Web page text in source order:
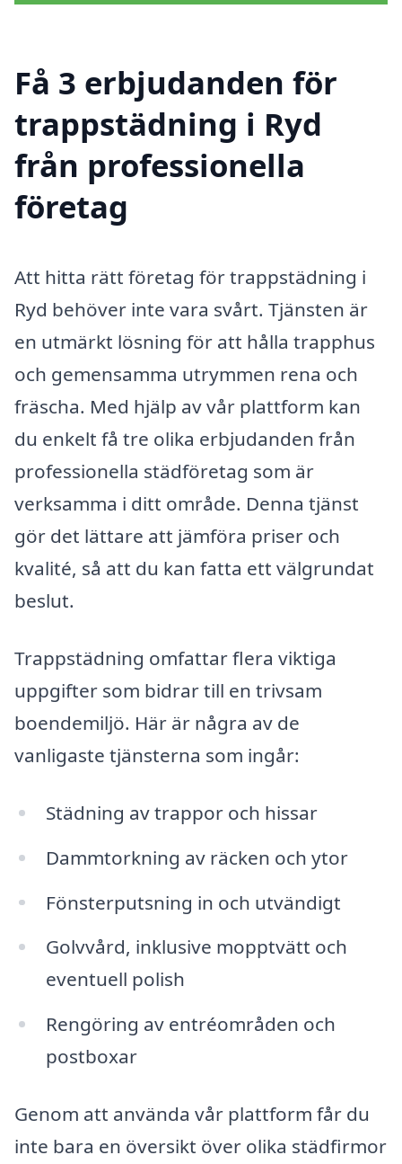
Få 3 erbjudanden för
trappstädning i Ryd
från professionella
företag
Att hitta rätt företag för trappstädning i
Ryd behöver inte vara svårt. Tjänsten är
en utmärkt lösning för att hålla trapphus
och gemensamma utrymmen rena och
fräscha. Med hjälp av vår plattform kan
du enkelt få tre olika erbjudanden från
professionella städföretag som är
verksamma i ditt område. Denna tjänst
gör det lättare att jämföra priser och
kvalité, så att du kan fatta ett välgrundat
beslut.
Trappstädning omfattar flera viktiga
uppgifter som bidrar till en trivsam
boendemiljö. Här är några av de
vanligaste tjänsterna som ingår:
Städning av trappor och hissar
Dammtorkning av räcken och ytor
Fönsterputsning in och utvändigt
Golvvård, inklusive mopptvätt och
eventuell polish
Rengöring av entréområden och
postboxar
Genom att använda vår plattform får du
inte bara en översikt över olika städfirmor